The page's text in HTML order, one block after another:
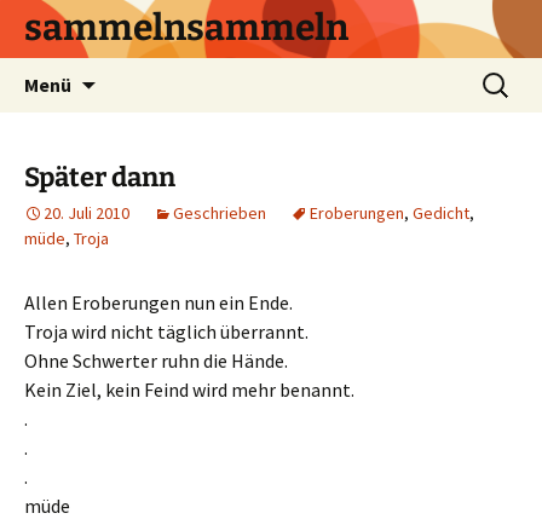
sammelnsammeln
Menü
Suchen
nach:
Später dann
20. Juli 2010 Geschrieben Eroberungen, Gedicht,
müde, Troja
Allen Eroberungen nun ein Ende.
Troja wird nicht täglich überrannt.
Ohne Schwerter ruhn die Hände.
Kein Ziel, kein Feind wird mehr benannt.
.
.
.
müde